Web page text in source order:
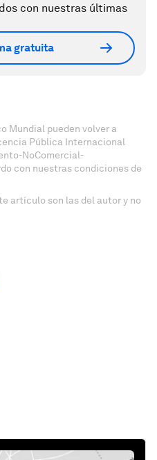
con nuestras últimas
gratuita
Mundial pueden volver a
Pública Internacional
NoComercial-
con nuestras condiciones de
artículo son las del autor y no